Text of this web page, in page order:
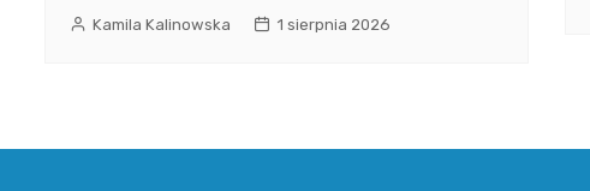
Kamila Kalinowska 1 sierpnia 2026